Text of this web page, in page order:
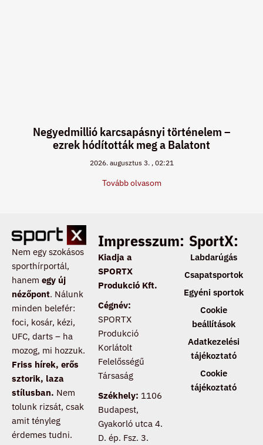
Negyedmillió karcsapásnyi történelem –
ezrek hódították meg a Balatont
2026. augusztus 3. 02:21
Tovább olvasom
Nem egy szokásos
sporthírportál,
hanem egy új
nézőpont. Nálunk
minden belefér:
foci, kosár, kézi,
UFC, darts – ha
mozog, mi hozzuk.
Friss hírek, erős
sztorik, laza
stílusban. Nem
tolunk rizsát, csak
amit tényleg
érdemes tudni.
Impresszum:
Kiadja a
SPORTX
Produkció Kft.
Cégnév:
SPORTX
Produkció
Korlátolt
Felelősségű
Társaság
Székhely: 1106
Budapest,
Gyakorló utca 4.
D. ép. Fsz. 3.
SportX:
Labdarúgás
Csapatsportok
Egyéni sportok
Cookie
beállítások
Adatkezelési
tájékoztató
Cookie
tájékoztató